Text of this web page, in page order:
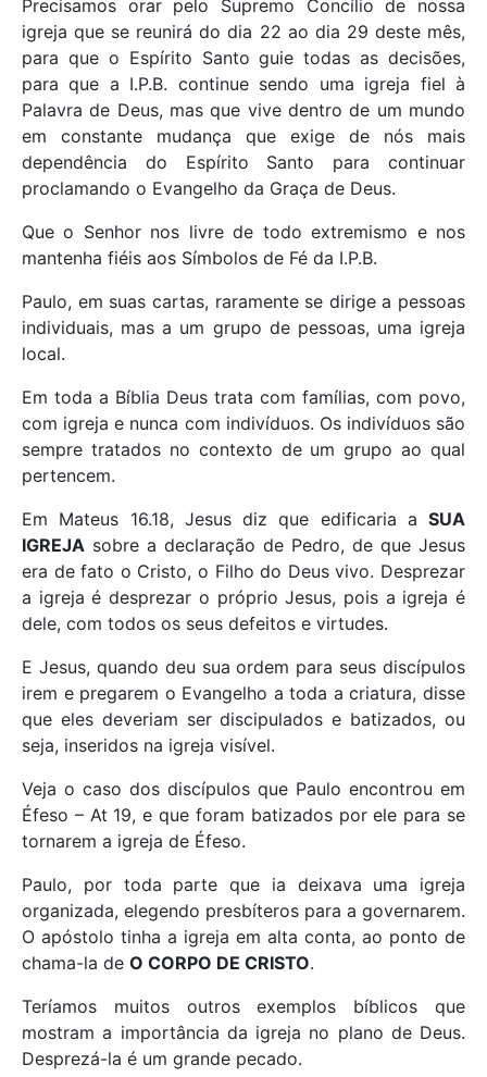
Precisamos orar pelo Supremo Concílio de nossa
igreja que se reunirá do dia 22 ao dia 29 deste mês,
para que o Espírito Santo guie todas as decisões,
para que a I.P.B. continue sendo uma igreja fiel à
Palavra de Deus, mas que vive dentro de um mundo
em constante mudança que exige de nós mais
dependência do Espírito Santo para continuar
proclamando o Evangelho da Graça de Deus.
Que o Senhor nos livre de todo extremismo e nos
mantenha fiéis aos Símbolos de Fé da I.P.B.
Paulo, em suas cartas, raramente se dirige a pessoas
individuais, mas a um grupo de pessoas, uma igreja
local.
Em toda a Bíblia Deus trata com famílias, com povo,
com igreja e nunca com indivíduos. Os indivíduos são
sempre tratados no contexto de um grupo ao qual
pertencem.
Em Mateus 16.18, Jesus diz que edificaria a SUA
IGREJA sobre a declaração de Pedro, de que Jesus
era de fato o Cristo, o Filho do Deus vivo. Desprezar
a igreja é desprezar o próprio Jesus, pois a igreja é
dele, com todos os seus defeitos e virtudes.
E Jesus, quando deu sua ordem para seus discípulos
irem e pregarem o Evangelho a toda a criatura, disse
que eles deveriam ser discipulados e batizados, ou
seja, inseridos na igreja visível.
Veja o caso dos discípulos que Paulo encontrou em
Éfeso – At 19, e que foram batizados por ele para se
tornarem a igreja de Éfeso.
Paulo, por toda parte que ia deixava uma igreja
organizada, elegendo presbíteros para a governarem.
O apóstolo tinha a igreja em alta conta, ao ponto de
chama-la de O CORPO DE CRISTO.
Teríamos muitos outros exemplos bíblicos que
mostram a importância da igreja no plano de Deus.
Desprezá-la é um grande pecado.